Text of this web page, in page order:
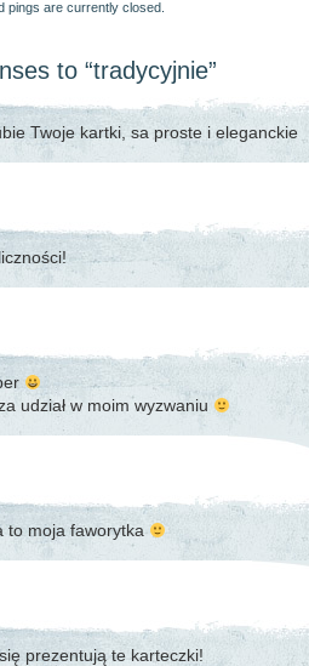
pings are currently closed.
to “tradycyjnie”
Twoje kartki, sa proste i eleganckie
udział w moim wyzwaniu
to moja faworytka
prezentują te karteczki!